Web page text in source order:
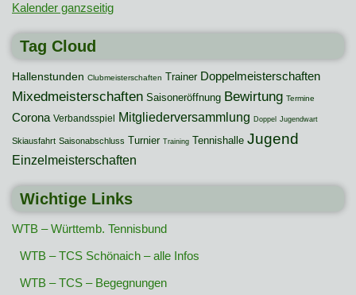
Kalender ganzseitig
Tag Cloud
Hallenstunden Clubmeisterschaften Trainer Doppelmeisterschaften
Mixedmeisterschaften Saisoneröffnung Bewirtung Termine
Corona Verbandsspiel Mitgliederversammlung Doppel Jugendwart
Skiausfahrt Saisonabschluss Turnier Training Tennishalle Jugend
Einzelmeisterschaften
Wichtige Links
WTB – Württemb. Tennisbund
WTB – TCS Schönaich – alle Infos
WTB – TCS – Begegnungen